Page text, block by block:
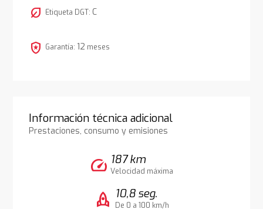
nest_eco_leaf Etiqueta DGT: C
local_police Garantía: 12 meses
Información técnica adicional
Prestaciones, consumo y emisiones
speed 187 km
Velocidad máxima
rocket 10,8 seg.
De 0 a 100 km/h